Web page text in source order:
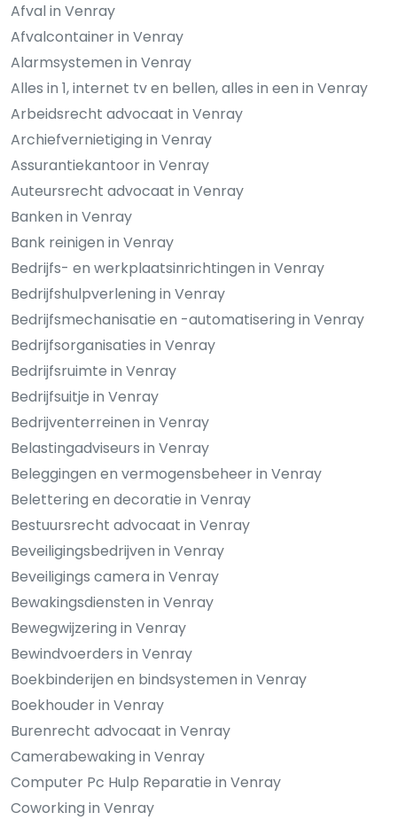
Afval in Venray
Afvalcontainer in Venray
Alarmsystemen in Venray
Alles in 1, internet tv en bellen, alles in een in Venray
Arbeidsrecht advocaat in Venray
Archiefvernietiging in Venray
Assurantiekantoor in Venray
Auteursrecht advocaat in Venray
Banken in Venray
Bank reinigen in Venray
Bedrijfs- en werkplaatsinrichtingen in Venray
Bedrijfshulpverlening in Venray
Bedrijfsmechanisatie en -automatisering in Venray
Bedrijfsorganisaties in Venray
Bedrijfsruimte in Venray
Bedrijfsuitje in Venray
Bedrijventerreinen in Venray
Belastingadviseurs in Venray
Beleggingen en vermogensbeheer in Venray
Belettering en decoratie in Venray
Bestuursrecht advocaat in Venray
Beveiligingsbedrijven in Venray
Beveiligings camera in Venray
Bewakingsdiensten in Venray
Bewegwijzering in Venray
Bewindvoerders in Venray
Boekbinderijen en bindsystemen in Venray
Boekhouder in Venray
Burenrecht advocaat in Venray
Camerabewaking in Venray
Computer Pc Hulp Reparatie in Venray
Coworking in Venray